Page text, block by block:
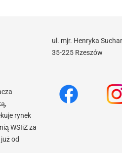
rynek
WSIiZ za
od
ul. mjr. Henryka
35-225 Rzeszów